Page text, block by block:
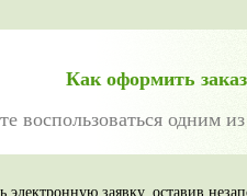
Как оформить заказ
воспользоваться одним
электронную заявку, оставив